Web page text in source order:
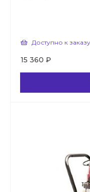
Доступно к заказу
15 360 ₽